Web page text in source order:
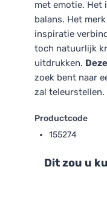
met emotie. Het
balans. Het merk
inspiratie
toch natuurlijk
uitdrukken.
zoek bent naar
zal teleurstellen.
Productcode
155274
Dit zou u